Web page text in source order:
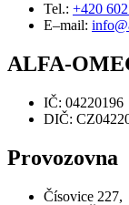
Tel.: +420
E–mail:
ALFA-
IČ: 04220196
DIČ:
Provozovna
Čísovice 227,